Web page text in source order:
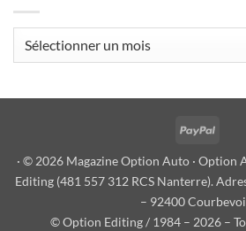
PayPal
· © 2026 Magazine Option Auto · Option
Editing (481 557 312 RCS Nanterre).
– 92400
© Option Editing / 1984 – 2026 –